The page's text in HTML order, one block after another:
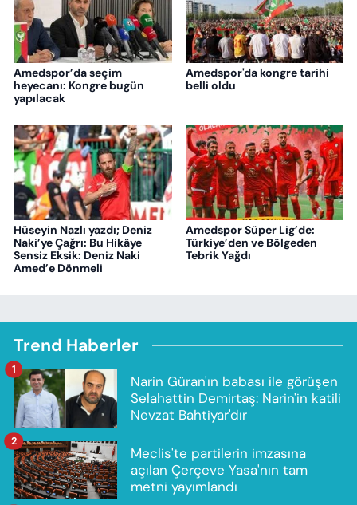
Amedspor’da seçim
heyecanı: Kongre bugün
yapılacak
Amedspor'da kongre tarihi
belli oldu
Hüseyin Nazlı yazdı; Deniz
Naki’ye Çağrı: Bu Hikâye
Sensiz Eksik: Deniz Naki
Amed’e Dönmeli
Amedspor Süper Lig’de:
Türkiye’den ve Bölgeden
Tebrik Yağdı
Trend Haberler
Narin Güran'ın babası ile görüşen
Selahattin Demirtaş: Narin'in katili
Nevzat Bahtiyar'dır
1
Meclis'te partilerin imzasına
açılan Çerçeve Yasa'nın tam
metni yayımlandı
2